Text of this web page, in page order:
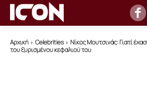
Αρχική Celebrities
Νίκος Μουτσινάς: Γιατί
του ξυρισμένου κεφαλιού του